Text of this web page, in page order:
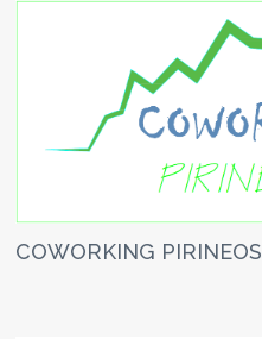
COWORKING PIRINEOS